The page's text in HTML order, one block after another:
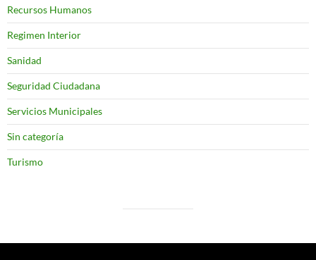
Recursos Humanos
Regimen Interior
Sanidad
Seguridad Ciudadana
Servicios Municipales
Sin categoría
Turismo